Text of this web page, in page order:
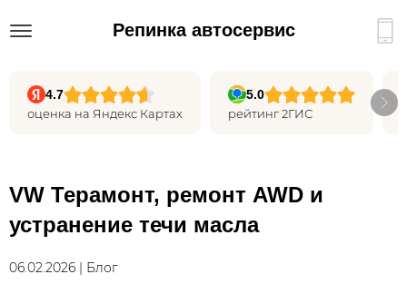
Репинка автосервис
4.7
оценка на Яндекс Картах
5.0
рейтинг 2ГИС
VW Терамонт, ремонт AWD и
устранение течи масла
06.02.2026 | Блог